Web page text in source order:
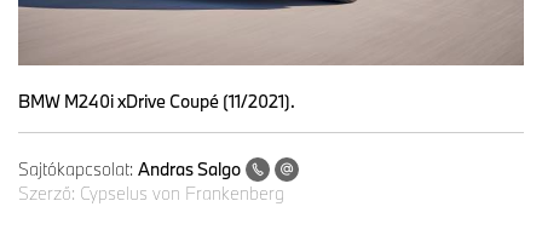
BMW M240i xDrive Coupé (11/2021).
Sajtókapcsolat: Andras Salgo
Szerző: Cypselus von Frankenberg